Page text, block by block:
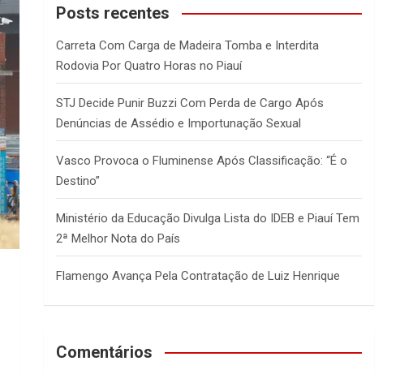
c
Posts recentes
Carreta Com Carga de Madeira Tomba e Interdita
Rodovia Por Quatro Horas no Piauí
STJ Decide Punir Buzzi Com Perda de Cargo Após
Denúncias de Assédio e Importunação Sexual
Vasco Provoca o Fluminense Após Classificação: “É o
Destino”
Ministério da Educação Divulga Lista do IDEB e Piauí Tem
2ª Melhor Nota do País
Flamengo Avança Pela Contratação de Luiz Henrique
Comentários